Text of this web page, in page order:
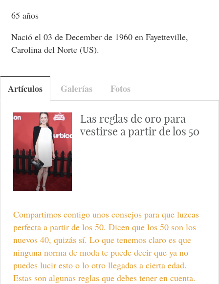
65 años
Nació el 03 de December de 1960 en Fayetteville,
Carolina del Norte (US).
Artículos Galerías Fotos
Las reglas de oro para
vestirse a partir de los 50
Compartimos contigo unos consejos para que luzcas
perfecta a partir de los 50. Dicen que los 50 son los
nuevos 40, quizás sí. Lo que tenemos claro es que
ninguna norma de moda te puede decir que ya no
puedes lucir esto o lo otro llegadas a cierta edad.
Estas son algunas reglas que debes tener en cuenta.